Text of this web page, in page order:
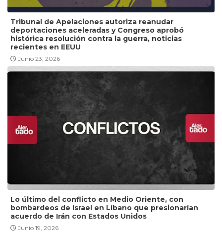
Tribunal de Apelaciones autoriza reanudar
deportaciones aceleradas y Congreso aprobó
histórica resolución contra la guerra, noticias
recientes en EEUU
Junio 23, 2026
Lo último del conflicto en Medio Oriente, con
bombardeos de Israel en Líbano que presionarían
acuerdo de Irán con Estados Unidos
Junio 19, 2026